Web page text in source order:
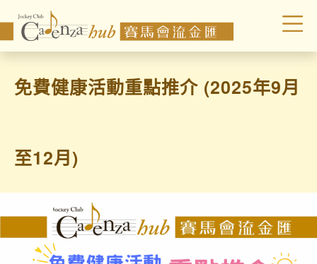
免費健康活動重點推介 (2025年9月
至12月)